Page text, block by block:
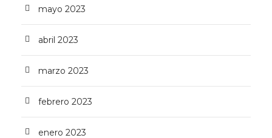
mayo 2023
abril 2023
marzo 2023
febrero 2023
enero 2023